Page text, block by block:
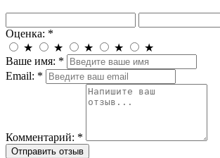
Оценка: *
★
★ ★ ★
★
Ваше имя: *
Email: *
Комментарий: *
Отправить отзыв